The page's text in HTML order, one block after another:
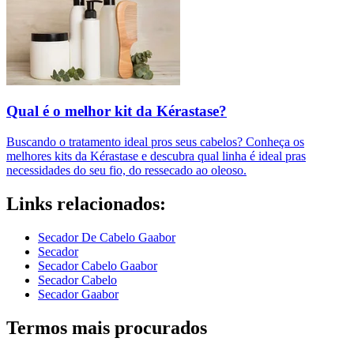
Qual é o melhor kit da Kérastase?
Buscando o tratamento ideal pros seus cabelos? Conheça os
melhores kits da Kérastase e descubra qual linha é ideal pras
necessidades do seu fio, do ressecado ao oleoso.
Links relacionados:
Secador De Cabelo Gaabor
Secador
Secador Cabelo Gaabor
Secador Cabelo
Secador Gaabor
Termos mais procurados